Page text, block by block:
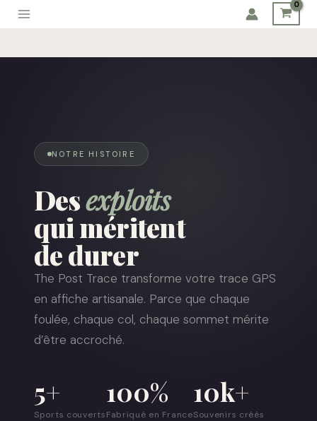
Aller
NOTRE HISTOIRE
Desexploits
qui méritent
de durer
The Post Trace transforme votre trace GPS
en affiche artisanale. Parce que chaque
foulée, chaque col, chaque sommet mérite
d’être accroché.
5+
Sports couverts
100%
Fabriqué en France
10k+
Souvenirs créés